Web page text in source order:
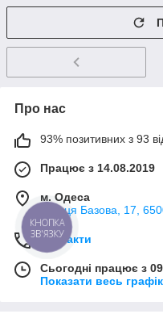
Про нас
93% позитивних з 93
Працює з 14.08.2019
м. Одеса
вулиця Базова, 17,
Контакти
Сьогодні працює з
Показати весь
КНОПКА
ЗВ'ЯЗКУ